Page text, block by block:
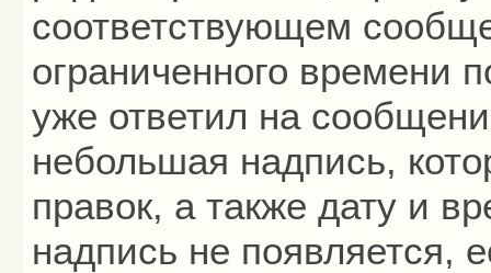
соответствующем
ограниченного времени
уже ответил на
небольшая надпись,
правок, а также дату и
надпись не появляется,